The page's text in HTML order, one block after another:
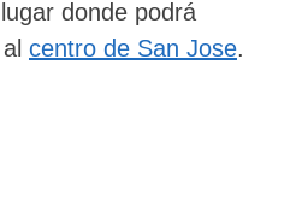
donde podrá
centro de San Jose.